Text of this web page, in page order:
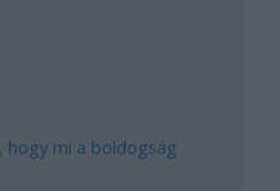
hogy mi a boldogság